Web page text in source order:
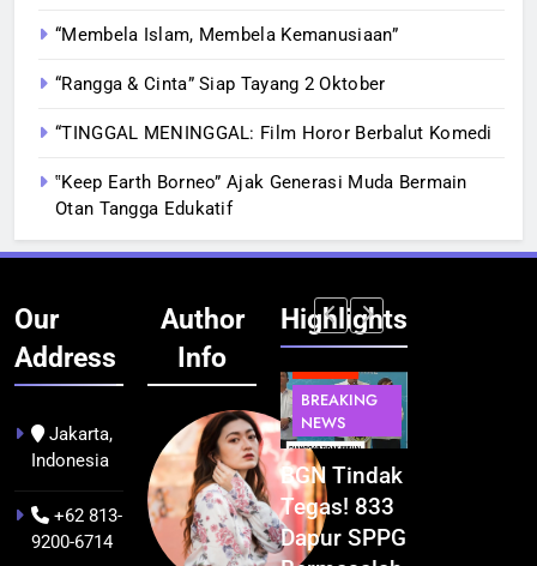
“Membela Islam, Membela Kemanusiaan”
“Rangga & Cinta” Siap Tayang 2 Oktober
“TINGGAL MENINGGAL: Film Horor Berbalut Komedi
‟Keep Earth Borneo” Ajak Generasi Muda Bermain
Otan Tangga Edukatif
Our
Address
Jakarta,
Indonesia
+62 813-
9200-6714
Author
Info
Highlights
BERITA
BUDAYA
dalam Peta
Kolonial
BERITA
NEWS
Festival
Budaya
Khatulistiwa
BREAKING
NEWS
BGN Tindak
Tegas! 833
Dapur SPPG